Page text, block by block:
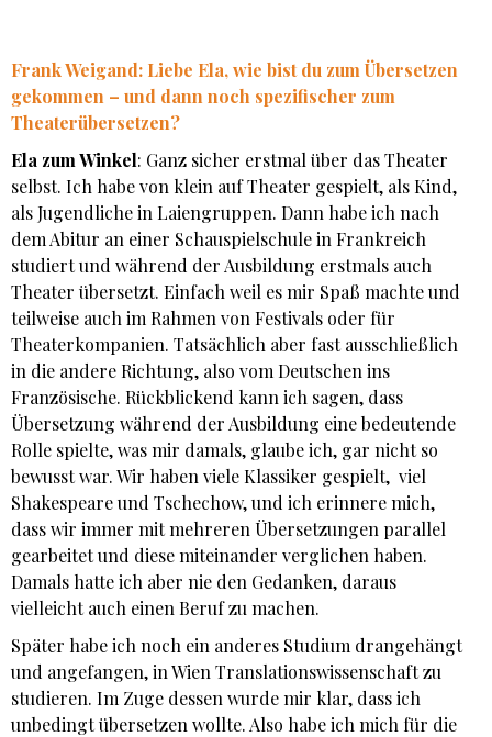
Frank Weigand: Liebe Ela, wie bist du zum Übersetzen
gekommen – und dann noch spezifischer zum
Theaterübersetzen?
Ela zum Winkel: Ganz sicher erstmal über das Theater
selbst. Ich habe von klein auf Theater gespielt, als Kind,
als Jugendliche in Laiengruppen. Dann habe ich nach
dem Abitur an einer Schauspielschule in Frankreich
studiert und während der Ausbildung erstmals auch
Theater übersetzt. Einfach weil es mir Spaß machte und
teilweise auch im Rahmen von Festivals oder für
Theaterkompanien. Tatsächlich aber fast ausschließlich
in die andere Richtung, also vom Deutschen ins
Französische. Rückblickend kann ich sagen, dass
Übersetzung während der Ausbildung eine bedeutende
Rolle spielte, was mir damals, glaube ich, gar nicht so
bewusst war. Wir haben viele Klassiker gespielt, viel
Shakespeare und Tschechow, und ich erinnere mich,
dass wir immer mit mehreren Übersetzungen parallel
gearbeitet und diese miteinander verglichen haben.
Damals hatte ich aber nie den Gedanken, daraus
vielleicht auch einen Beruf zu machen.
Später habe ich noch ein anderes Studium drangehängt
und angefangen, in Wien Translationswissenschaft zu
studieren. Im Zuge dessen wurde mir klar, dass ich
unbedingt übersetzen wollte. Also habe ich mich für die